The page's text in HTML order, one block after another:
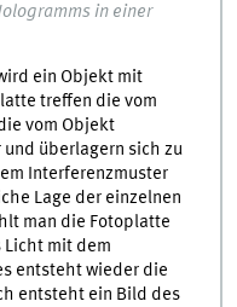
in einer
ein Objekt mit
treffen die vom
vom Objekt
überlagern sich zu
Interferenzmuster
Lage der einzelnen
man die Fotoplatte
mit dem
entsteht wieder die
entsteht ein Bild des